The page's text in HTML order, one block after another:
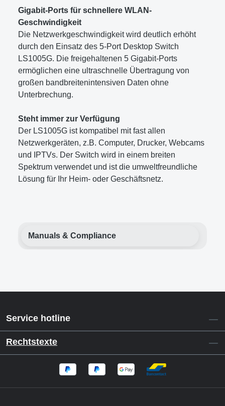
Gigabit-Ports für schnellere WLAN-
Geschwindigkeit
Die Netzwerkgeschwindigkeit wird deutlich erhöht
durch den Einsatz des 5-Port Desktop Switch
LS1005G. Die freigehaltenen 5 Gigabit-Ports
ermöglichen eine ultraschnelle Übertragung von
großen bandbreitenintensiven Daten ohne
Unterbrechung.
Steht immer zur Verfügung
Der LS1005G ist kompatibel mit fast allen
Netzwerkgeräten, z.B. Computer, Drucker, Webcams
und IPTVs. Der Switch wird in einem breiten
Spektrum verwendet und ist die umweltfreundliche
Lösung für Ihr Heim- oder Geschäftsnetz.
Manuals & Compliance
Service hotline
Rechtstexte